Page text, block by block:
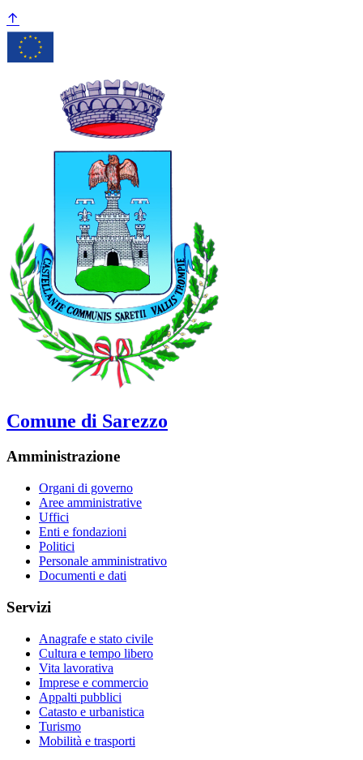
Comune di Sarezzo
Amministrazione
Organi di governo
Aree amministrative
Uffici
Enti e fondazioni
Politici
Personale amministrativo
Documenti e dati
Servizi
Anagrafe e stato civile
Cultura e tempo libero
Vita lavorativa
Imprese e commercio
Appalti pubblici
Catasto e urbanistica
Turismo
Mobilità e trasporti